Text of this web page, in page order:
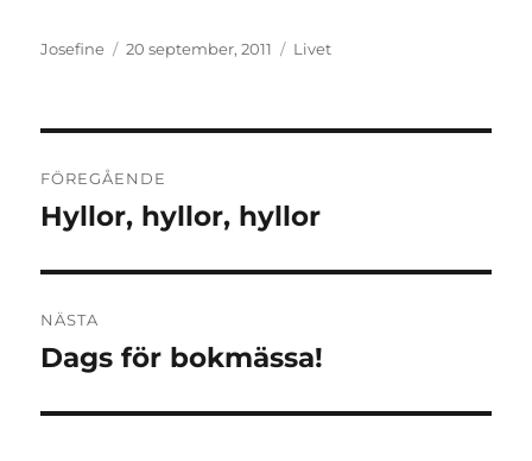
Författare
Josefine
Publicerat
20 september, 2011 Kategorier
Livet
FÖREGÅENDE
Föregående
Hyllor, hyllor, hyllor
NÄSTA
Nästa
Dags för bokmässa!